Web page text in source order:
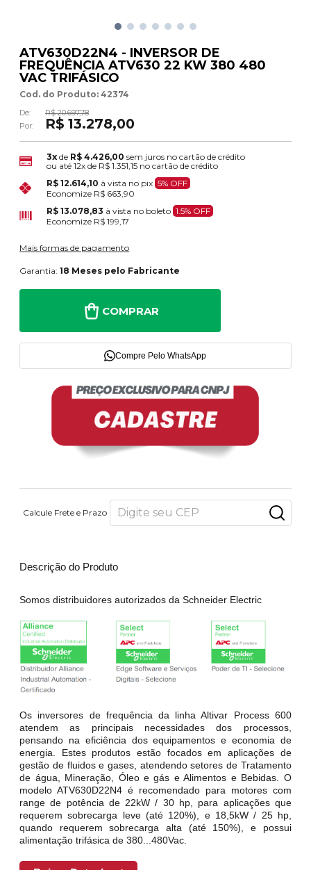
ATV630D22N4 - INVERSOR DE
FREQUÊNCIA ATV630 22 KW 380 480
VAC TRIFÁSICO
Cod. do Produto: 42374
De:
R$ 20.697,78
Por:
R$ 13.278,00
3x de R$ 4.426,00 sem juros no cartão de crédito
ou até12x de R$ 1.351,15 no cartão de crédito
R$ 12.614,10 à vista no pix 5% OFF
Economize R$ 663,90
R$ 13.078,83 à vista no boleto 1.5% OFF
Economize R$ 199,17
Mais formas de pagamento
Garantia:18 Meses pelo Fabricante
COMPRAR
Compre Pelo WhatsApp
Calcule Frete e Prazo
Descrição do Produto
Somos distribuidores autorizados da Schneider Electric
Os inversores de frequência da linha Altivar Process 600
atendem as principais necessidades dos processos,
pensando na eficiência dos equipamentos e economia de
energia. Estes produtos estão focados em aplicações de
gestão de fluidos e gases, atendendo setores de Tratamento
de água, Mineração, Óleo e gás e Alimentos e Bebidas. O
modelo ATV630D22N4 é recomendado para motores com
range de potência de 22kW / 30 hp, para aplicações que
requerem sobrecarga leve (até 120%), e 18,5kW / 25 hp,
quando requerem sobrecarga alta (até 150%), e possui
alimentação trifásica de 380...480Vac.